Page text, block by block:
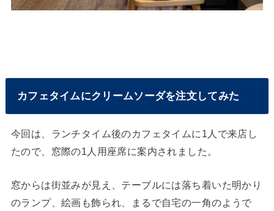
カフェタイムにクリームソーダを注文してみた
今回は、ランチタイム後のカフェタイムに1人で来店し
たので、窓際の1人用座席に案内されました。
窓からは街並みが見え、テーブルには落ち着いた明かり
のランプ、絵画も飾られ、まるで自宅の一角のようで